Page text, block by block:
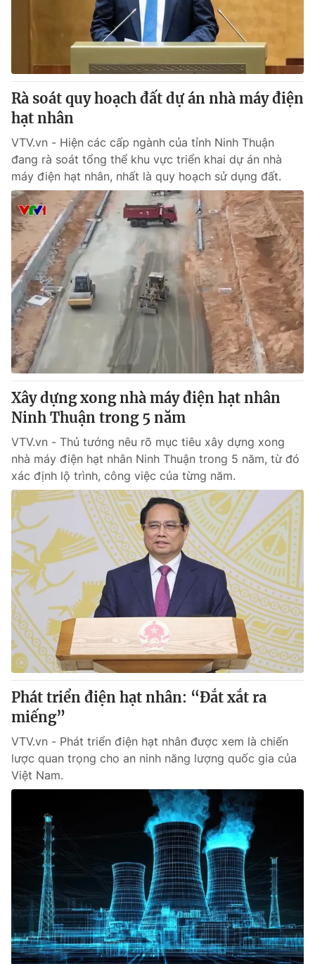
Thời báo VTV
Giấy phép hoạt động báo in và báo điện tử số 483/GP-BTTTT
cấp ngày 29/12/2023
Vũ Thanh Thủy
Phó Tổng Biên tập:Nguyễn Thị Mỹ Hạnh, Phạm Quốc Thắng,
Nguyễn Trọng Ninh
Tổng đài VTV:
Ðiện thoại Thời báo VTV:
024.66 897 897
Email: toasoan@vtv.vn
Liên hệ quảng cáo:024-7300.7108
® Cấm sao chép dưới mọi hình thức nếu không có sự chấp
thông tin từ website này.
Rà soát quy hoạch đất dự án nhà máy điện
hạt nhân
VTV.vn - Hiện các cấp ngành của tỉnh Ninh Thuận
đang rà soát tổng thể khu vực triển khai dự án nhà
máy điện hạt nhân, nhất là quy hoạch sử dụng đất.
Xây dựng xong nhà máy điện hạt nhân
Ninh Thuận trong 5 năm
VTV.vn - Thủ tướng nêu rõ mục tiêu xây dựng xong
nhà máy điện hạt nhân Ninh Thuận trong 5 năm, từ đó
xác định lộ trình, công việc của từng năm.
Phát triển điện hạt nhân: “Đắt xắt ra
miếng”
VTV.vn - Phát triển điện hạt nhân được xem là chiến
lược quan trọng cho an ninh năng lượng quốc gia của
Việt Nam.